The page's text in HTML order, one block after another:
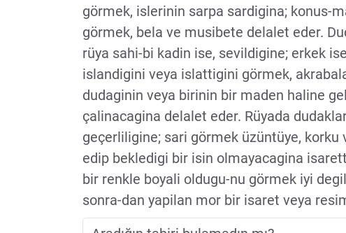
görmek, islerinin sarpa sardigina; konus-
görmek, bela ve musibete delalet eder.
rüya sahi-bi kadin ise, sevildigine; erkek
islandigini veya islattigini görmek,
dudaginin veya birinin bir maden haline
çalinacagina delalet eder. Rüyada
geçerliligine; sari görmek üzüntüye,
edip bekledigi bir isin olmayacagina
bir renkle boyali oldugu-nu görmek iyi
sonra-dan yapilan mor bir isaret veya